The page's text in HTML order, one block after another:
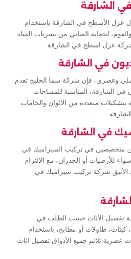
الشارقة
عزل الأسطح في الشارقة باستخدام
لحماية المباني من تسربات المياه
شركة عزل اسطح في الشارقة.
في الشارقة
وعصري، فإن شركة سما الخليج تقدم
في الشارقة، المناسبة للمساحات
بتشكيلات متعددة من الألوان والخامات
في الشارقة
متخصصين في تركيب السيراميك في
للأرضيات أو الجدران، مع الالتزام
الأنيق شركة تركيب سيراميك في
تفصيل الأثاث حسب الطلب في
طاولات أو مطابخ، باستخدام
تلائم جميع الأذواق تفصيل اثاث